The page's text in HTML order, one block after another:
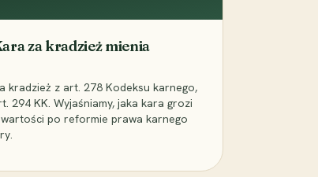
za kradzież mienia
kradzież z art. 278 Kodeksu karnego,
294 KK. Wyjaśniamy, jaka kara grozi
po reformie prawa karnego